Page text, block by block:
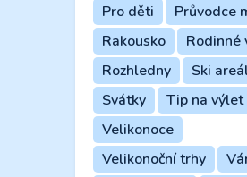
Pro děti
Průvodce
Rakousko
Rodinné
Rozhledny
Ski
Svátky
Tip na výlet
Velikonoce
Velikonoční trhy